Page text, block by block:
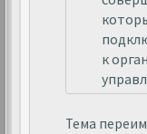
к
Тема